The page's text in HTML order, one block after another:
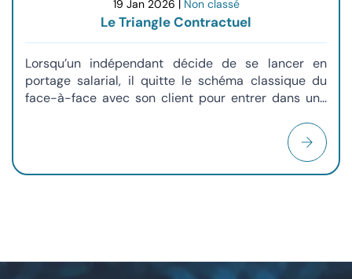
19 Jan 2026 | Non classé
Le Triangle Contractuel
Lorsqu’un indépendant décide de se lancer en
portage salarial, il quitte le schéma classique du
face-à-face avec son client pour entrer dans une
triangle contractuel, peut sembler intimidant au
premier abord. Pourtant, c’est précisément cette
structure qui permet de combiner la liberté de